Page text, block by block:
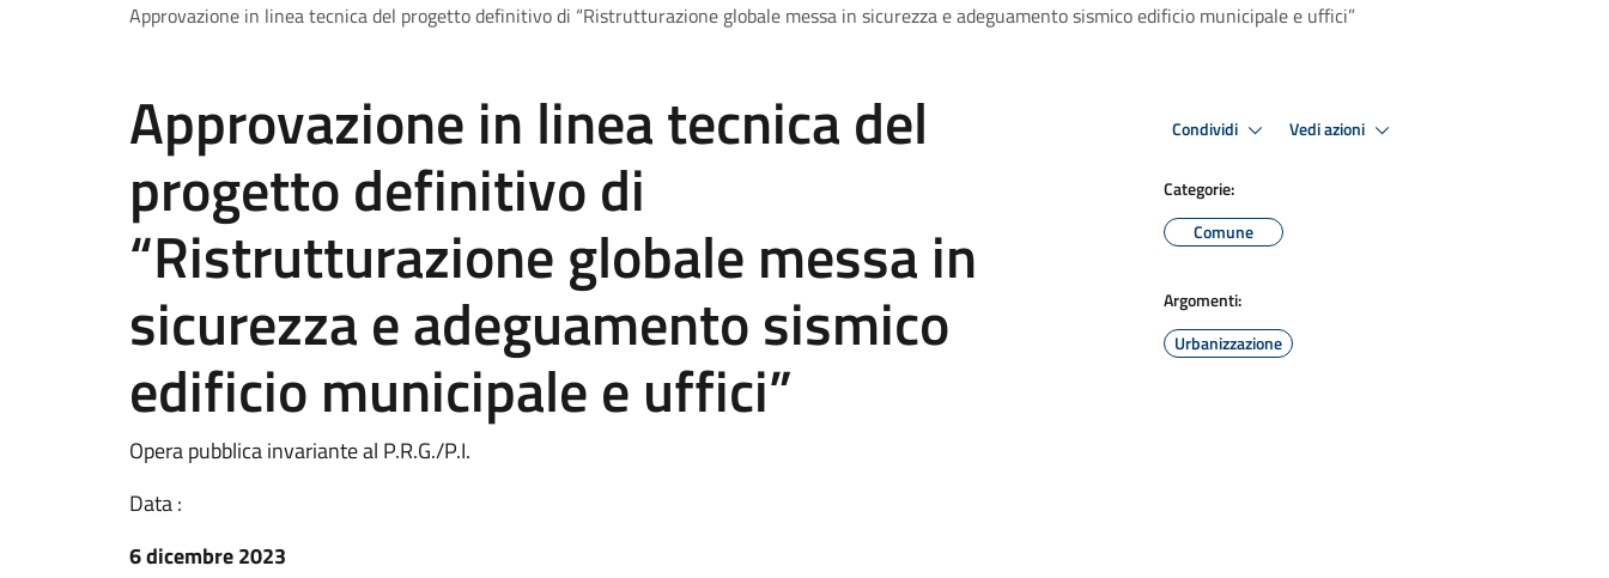
Approvazione in linea tecnica del progetto definitivo di “Ristrutturazione globale messa in sicurezza e adeguamento sismico edificio municipale e uffici”
Approvazione in linea tecnica del
progetto definitivo di
“Ristrutturazione globale messa in
sicurezza e adeguamento sismico
edificio municipale e uffici”
Opera pubblica invariante al P.R.G./P.I.
Data :
6 dicembre 2023
Condividi Vedi azioni
Categorie:
Comune
Argomenti:
Urbanizzazione